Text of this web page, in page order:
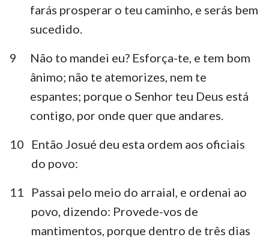
farás prosperar o teu caminho, e serás bem
sucedido.
9
Não to mandei eu? Esforça-te, e tem bom
ânimo; não te atemorizes, nem te
espantes; porque o Senhor teu Deus está
contigo, por onde quer que andares.
10
Então Josué deu esta ordem aos oficiais
do povo:
11
Passai pelo meio do arraial, e ordenai ao
povo, dizendo: Provede-vos de
mantimentos, porque dentro de três dias